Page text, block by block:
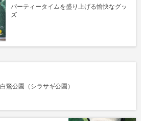
パーティータイムを盛り上げる愉快なグッ
ズ
白鷺公園（シラサギ公園）